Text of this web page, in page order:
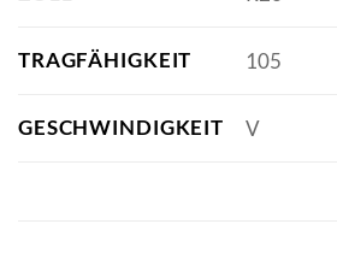
TRAGFÄHIGKEIT 105
GESCHWINDIGKEIT V